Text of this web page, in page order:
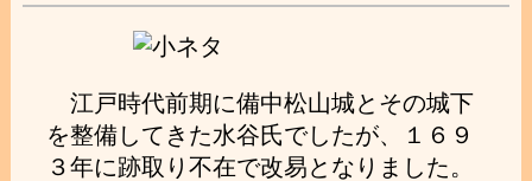
江戸時代前期に備中松山城とその城下
を整備してきた水谷氏でしたが、１６９
３年に跡取り不在で改易となりました。